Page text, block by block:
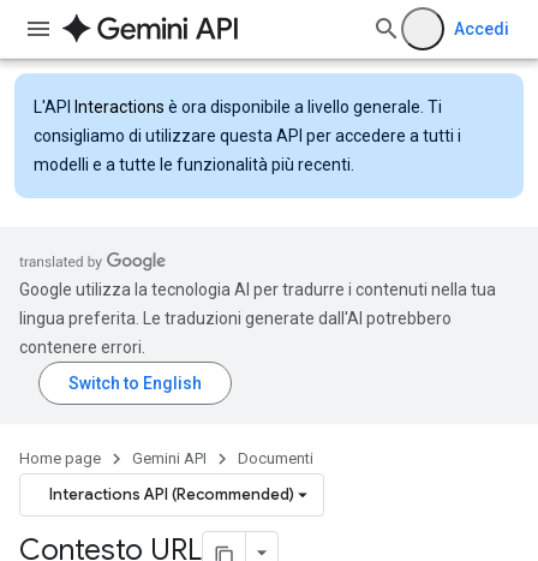
Accedi
L'API Interactions è ora disponibile a livello generale. Ti
consigliamo di utilizzare questa API per accedere a tutti i
modelli e a tutte le funzionalità più recenti.
Google utilizza la tecnologia AI per tradurre i contenuti nella tua
lingua preferita. Le traduzioni generate dall'AI potrebbero
contenere errori.
Home page Gemini API Documenti
Interactions API (Recommended)
Contesto URL